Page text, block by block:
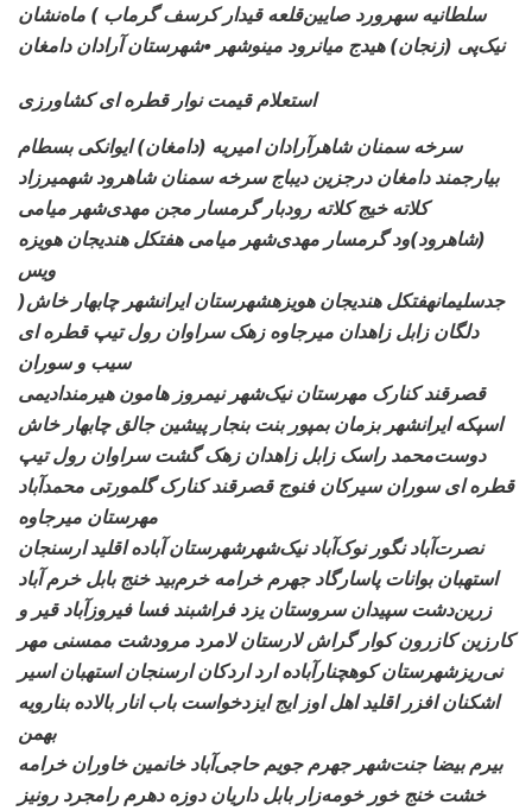
سلطانیه سهرورد صایین‌قلعه قیدار کرسف گرماب ) ماه‌نشان
نیک‌پی (زنجان) هیدج میانرود مینوشهر •شهرستان آرادان دامغان
استعلام قیمت نوار قطره ای کشاورزی
سرخه سمنان شاهرآرادان امیریه (دامغان) ایوانکی بسطام
بیارجمند دامغان درجزین دیباج سرخه سمنان شاهرود شهمیرزاد
کلاته خیج کلاته رودبار گرمسار مجن مهدی‌شهر میامی
(شاهرود)ود گرمسار مهدی‌شهر میامی هفتکل هندیجان هویزه
ویس
)جدسلیمانهفتکل هندیجان هویزهشهرستان ایرانشهر چابهار خاش
دلگان زابل زاهدان میرجاوه زهک سراوان رول تیپ قطره ای
سیب و سوران
قصرقند کنارک مهرستان نیک‌شهر نیمروز هامون هیرمندادیمی
اسپکه ایرانشهر بزمان بمپور بنت بنجار پیشین جالق چابهار خاش
دوست‌محمد راسکزابل زاهدان زهک گشت سراوان رول تیپ
قطره ای سوران سیرکان فنوج قصرقند کنارک گلمورتی محمدآباد
مهرستان میرجاوه
نصرت‌آباد نگورنوک‌آباد نیک‌شهرشهرستان آباده اقلید ارسنجان
استهبان بوانات پاسارگاد جهرم خرامه خرم‌بید خنج بابل خرم آباد
زرین‌دشت سپیدان سروستانیزد فراشبند فسا فیروزآباد قیر و
کارزین کازرون کوار گراش لارستان لامرد مرودشت ممسنی مهر
نی‌ریزشهرستان کوهچنارآبادهارد اردکان ارسنجان استهبان اسیر
اشکنان افزر اقلید اهل اوز ایج ایزدخواست باب انار بالاده بنارویه
بهمن
بیرم بیضا جنت‌شهر جهرمجویم حاجی‌آباد خانمین خاوران خرامه
خشت خنج خور خومه‌زار بابل داریان دوزه دهرم رامجرد رونیز